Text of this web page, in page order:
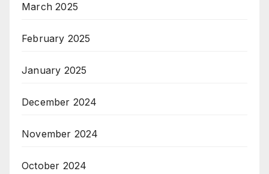
March 2025
February 2025
January 2025
December 2024
November 2024
October 2024